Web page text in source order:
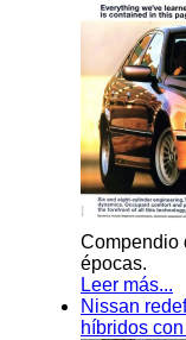
Compendio
épocas.
Leer más...
Nissan
híbridos